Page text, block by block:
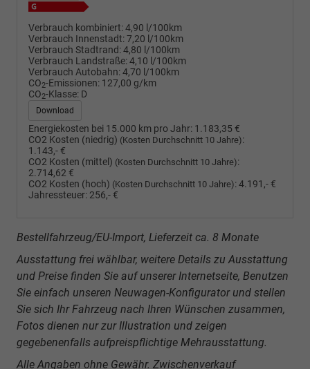
Verbrauch kombiniert:4,90 l/100km
Verbrauch Innenstadt:7,20 l/100km
Verbrauch Stadtrand:4,80 l/100km
Verbrauch Landstraße:4,10 l/100km
Verbrauch Autobahn:4,70 l/100km
CO2-Emissionen: 127,00 g/km
CO2-Klasse: D
Download
Energiekosten bei 15.000 km pro Jahr: 1.183,35 €
CO2 Kosten (niedrig) (Kosten Durchschnitt 10 Jahre):
1.143,- €
CO2 Kosten (mittel) (Kosten Durchschnitt 10 Jahre):
2.714,62 €
CO2 Kosten (hoch) (Kosten Durchschnitt 10 Jahre):4.191,- €
Jahressteuer: 256,- €
Bestellfahrzeug/EU-Import, Lieferzeit ca. 8 Monate
Ausstattung frei wählbar, weitere Details zu Ausstattung
und Preise finden Sie auf unserer Internetseite, Benutzen
Sie einfach unseren Neuwagen-Konfigurator und stellen
Sie sich Ihr Fahrzeug nach Ihren Wünschen zusammen,
Fotos dienen nur zur Illustration und zeigen
gegebenenfalls aufpreispflichtige Mehrausstattung.
Alle Angaben ohne Gewähr. Zwischenverkauf